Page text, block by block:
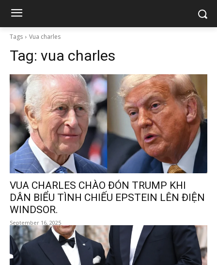
Tags Vua charles
Tag: vua charles
VUA CHARLES CHÀO ĐÓN TRUMP KHI
DÂN BIỂU TÌNH CHIẾU EPSTEIN LÊN ĐIỆN
WINDSOR.
September 16, 2025